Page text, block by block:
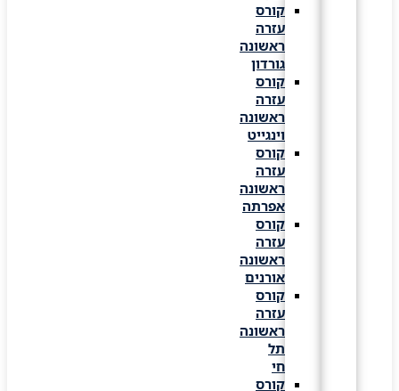
קורס
עזרה
ראשונה
גורדון
קורס
עזרה
ראשונה
וינגייט
קורס
עזרה
ראשונה
אפרתה
קורס
עזרה
ראשונה
אורנים
קורס
עזרה
ראשונה
קורס